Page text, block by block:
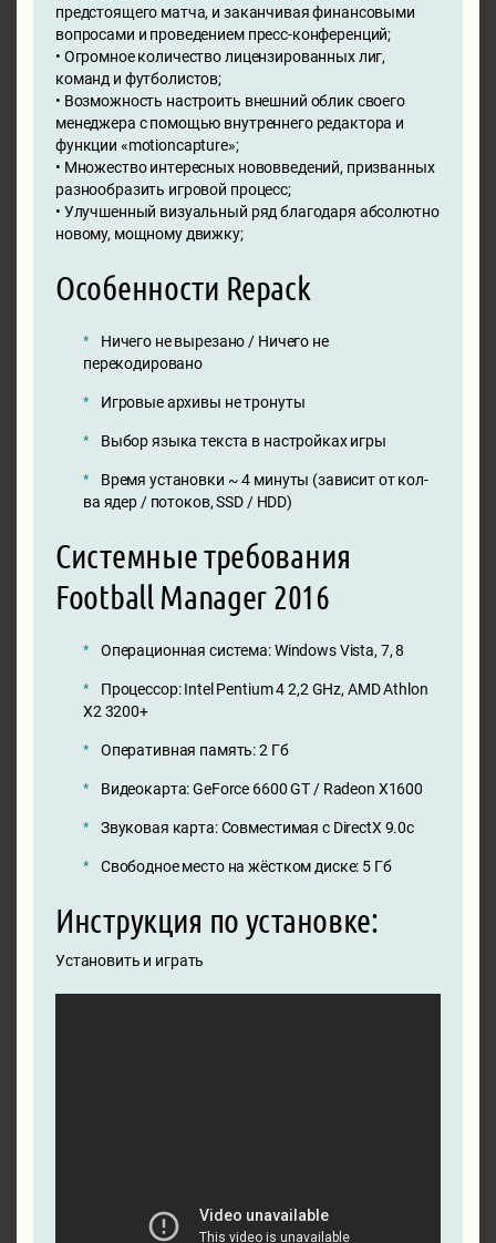
предстоящего матча, и заканчивая финансовыми
вопросами и проведением пресс-конференций;
• Огромное количество лицензированных лиг,
команд и футболистов;
• Возможность настроить внешний облик своего
менеджера с помощью внутреннего редактора и
функции «motioncapture»;
• Множество интересных нововведений, призванных
разнообразить игровой процесс;
• Улучшенный визуальный ряд благодаря абсолютно
новому, мощному движку;
Особенности Repack
Ничего не вырезано / Ничего не
перекодировано
Игровые архивы не тронуты
Выбор языка текста в настройках игры
Время установки ~ 4 минуты (зависит от кол-
ва ядер / потоков, SSD / HDD)
Системные требования
Football Manager 2016
Операционная система: Windows Vista, 7, 8
Процессор: Intel Pentium 4 2,2 GHz, AMD Athlon
X2 3200+
Оперативная память: 2 Гб
Видеокарта: GeForce 6600 GT / Radeon X1600
Звуковая карта: Совместимая с DirectX 9.0c
Свободное место на жёстком диске: 5 Гб
Инструкция по установке:
Установить и играть